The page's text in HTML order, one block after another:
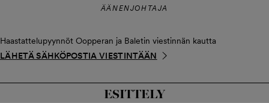
ÄÄNENJOHTAJA
Haastattelupyynnöt Oopperan ja Baletin viestinnän kautta
LÄHETÄ SÄHKÖPOSTIA VIESTINTÄÄN
ESITTELY